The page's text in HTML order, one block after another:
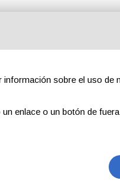
sobre el uso de
enlace o un botón de